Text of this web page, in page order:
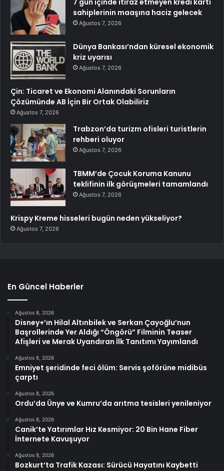
7 gün içinde itiraz etmeyen kredi kartı
sahiplerinin maaşına haciz gelecek
Ağustos 7, 2026
Dünya Bankası’ndan küresel ekonomik
kriz uyarısı
Ağustos 7, 2026
Çin: Ticaret ve Ekonomi Alanındaki Sorunların
Çözümünde AB İçin Bir Ortak Olabiliriz
Ağustos 7, 2026
Trabzon’da turizm ofisleri turistlerin
rehberi oluyor
Ağustos 7, 2026
TBMM’de Çocuk Koruma Kanunu
teklifinin ilk görüşmeleri tamamlandı
Ağustos 7, 2026
Krispy Kreme hisseleri bugün neden yükseliyor?
Ağustos 7, 2026
En Güncel Haberler
Ağustos 8, 2026
Disney+’ın Hilal Altınbilek ve Serkan Çayoğlu’nun
Başrollerinde Yer Aldığı “Öngörü” Filminin Teaser
Afişleri ve Merak Uyandıran İlk Tanıtımı Yayımlandı
Ağustos 8, 2026
Emniyet şeridinde feci ölüm: Servis şoförüne midibüs
çarptı
Ağustos 8, 2026
Ordu’da Ünye ve Kumru’da arıtma tesisleri yenileniyor
Ağustos 8, 2026
Canik’te Yatırımlar Hız Kesmiyor: 20 Bin Hane Fiber
İnternete Kavuşuyor
Ağustos 8, 2026
Bozkurt’ta Trafik Kazası: Sürücü Hayatını Kaybetti